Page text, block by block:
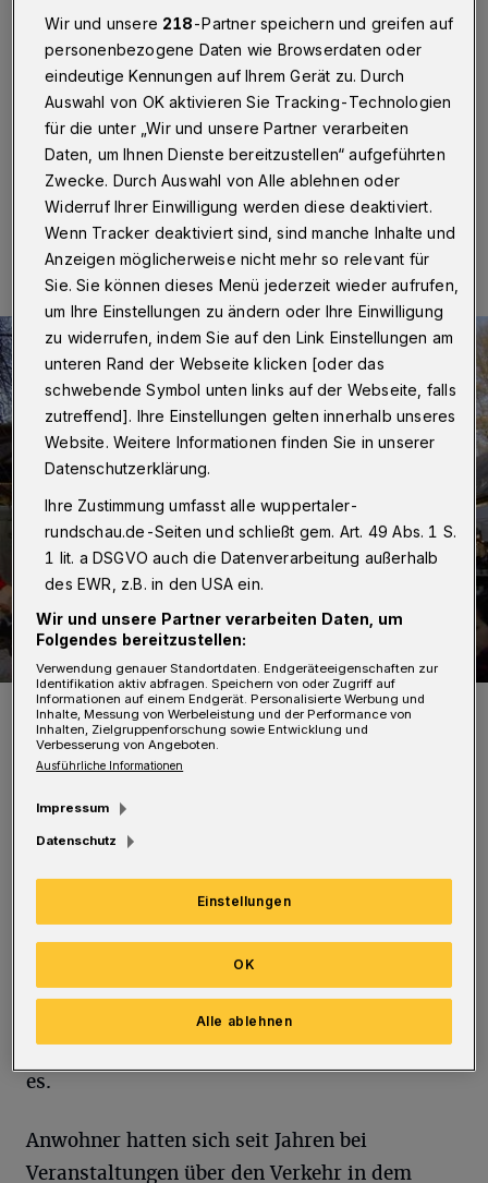
Die Parkplatzsituation rund um Schloss Lüntenbeck in
Wuppertal soll sich in Kürze entspannen. Bereits zum
Frühlingsmarkt "Stilblüte 2015" am 21. und 22. März
2015 wird an der Industriestraße ein bewachter
Parkplatz in Betrieb genommen.
02.03.2015 , 21:10 Uhr Eine Minute Lesezeit
Der Weihnachtsmarkt lockt viele Besucher nach Schloss
Lüntenbeck.
Foto: Pitichinaccio / Wikipedia
Er liegt an der Nordbahntrasse am ehemaligen
Haltepunkt Lüntenbeck, etwa 500 Meter vom
Schloss entfernt, ist ausgeschildert und
künftig regelmäßig bei Veranstaltungen
geöffnet. Zur Verfügung stehen rund 100
Stellflächen "gegen eine kleine Gebühr", heißt
es.
Anwohner hatten sich seit Jahren bei
Veranstaltungen über den Verkehr in dem
Wir und unsere 218-Partner speichern und greifen auf
personenbezogene Daten wie Browserdaten oder
eindeutige Kennungen auf Ihrem Gerät zu. Durch
Auswahl von OK aktivieren Sie Tracking-Technologien
für die unter „Wir und unsere Partner verarbeiten
Daten, um Ihnen Dienste bereitzustellen“ aufgeführten
Zwecke. Durch Auswahl von Alle ablehnen oder
Widerruf Ihrer Einwilligung werden diese deaktiviert.
Wenn Tracker deaktiviert sind, sind manche Inhalte und
Anzeigen möglicherweise nicht mehr so relevant für
Sie. Sie können dieses Menü jederzeit wieder aufrufen,
um Ihre Einstellungen zu ändern oder Ihre Einwilligung
zu widerrufen, indem Sie auf den Link Einstellungen am
unteren Rand der Webseite klicken [oder das
schwebende Symbol unten links auf der Webseite, falls
zutreffend]. Ihre Einstellungen gelten innerhalb unseres
Website. Weitere Informationen finden Sie in unserer
Datenschutzerklärung.
Ihre Zustimmung umfasst alle wuppertaler-
rundschau.de-Seiten und schließt gem. Art. 49 Abs. 1 S.
1 lit. a DSGVO auch die Datenverarbeitung außerhalb
des EWR, z.B. in den USA ein.
Wir und unsere Partner verarbeiten Daten, um
Folgendes bereitzustellen:
Verwendung genauer Standortdaten. Endgeräteeigenschaften zur
Identifikation aktiv abfragen. Speichern von oder Zugriff auf
Informationen auf einem Endgerät. Personalisierte Werbung und
Inhalte, Messung von Werbeleistung und der Performance von
Inhalten, Zielgruppenforschung sowie Entwicklung und
Verbesserung von Angeboten.
Ausführliche Informationen
Impressum
Datenschutz
Einstellungen
Alle ablehnen
OK